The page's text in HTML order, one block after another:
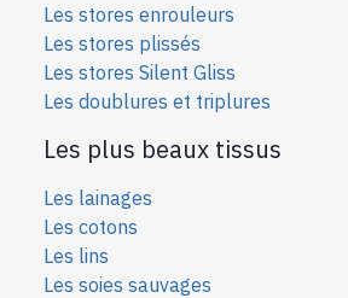
Les stores enrouleurs
Les stores plissés
Les stores Silent Gliss
Les doublures et triplures
Les plus beaux tissus
Les lainages
Les cotons
Les lins
Les soies sauvages